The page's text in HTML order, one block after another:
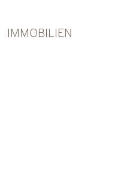
IMMOBILIEN